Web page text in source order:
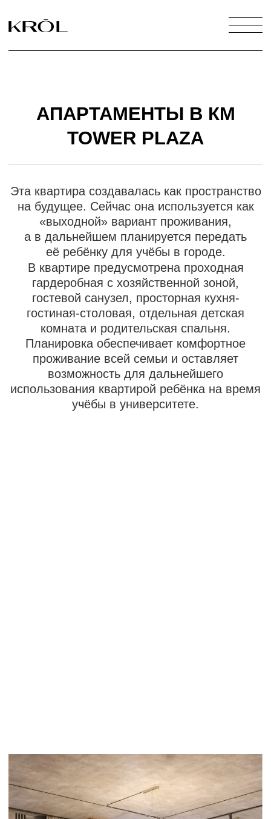
В квартире предусмотрена проходная
гардеробная с хозяйственной зоной,
гостевой санузел, просторная кухня-
гостиная-столовая, отдельная детская
комната и родительская спальня.
Планировка обеспечивает комфортное
проживание всей семьи и оставляет
возможность для дальнейшего
использования квартирой ребёнка на время
учёбы в университете.
Эта квартира создавалась как пространство
на будущее. Сейчас она используется как